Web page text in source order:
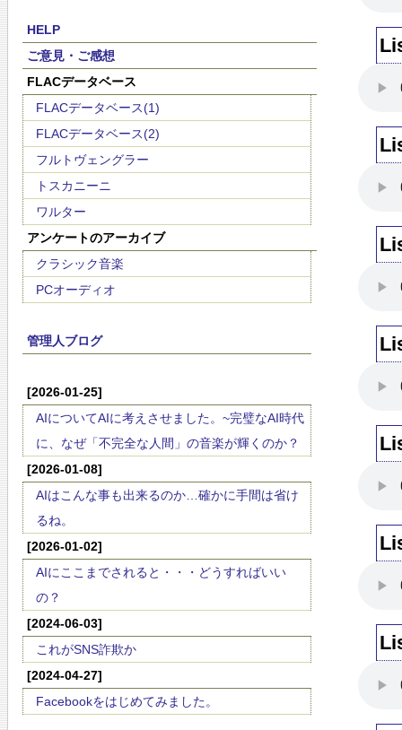
HELP
ご意見・ご感想
FLACデータベース
FLACデータベース(1)
FLACデータベース(2)
フルトヴェングラー
トスカニーニ
ワルター
アンケートのアーカイブ
クラシック音楽
PCオーディオ
管理人ブログ
[2026-01-25]
AIについてAIに考えさせました。~完璧なAI時代
に、なぜ「不完全な人間」の音楽が輝くのか？
[2026-01-08]
AIはこんな事も出来るのか…確かに手間は省け
るね。
[2026-01-02]
AIにここまでされると・・・どうすればいい
の？
[2024-06-03]
これがSNS詐欺か
[2024-04-27]
Facebookをはじめてみました。